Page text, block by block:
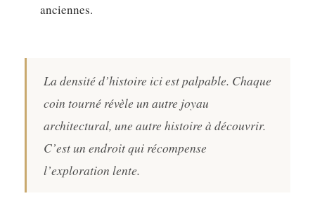
anciennes.
La densité d’histoire ici est palpable. Chaque
coin tourné révèle un autre joyau
architectural, une autre histoire à découvrir.
C’est un endroit qui récompense
l’exploration lente.